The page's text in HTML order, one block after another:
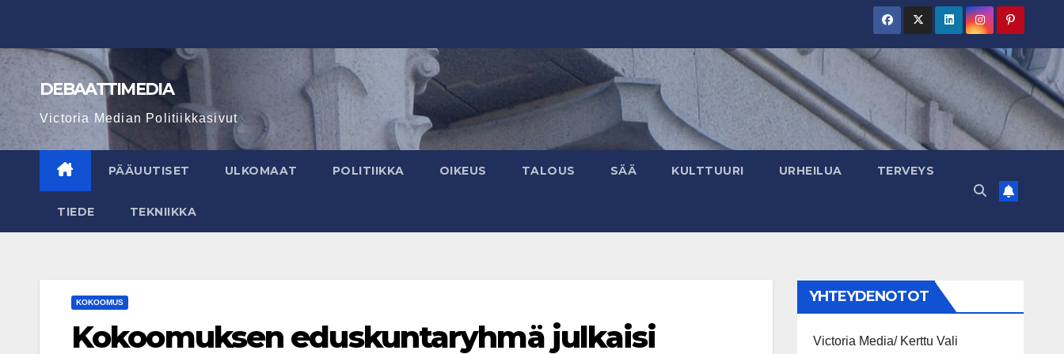
content
DEBAATTIMEDIA
Victoria Median Politiikkasivut
PÄÄUUTISET ULKOMAAT POLITIIKKA OIKEUS TALOUS SÄÄ KULTTUURI URHEILUA TERVEYS
TIEDE TEKNIIKKA
KOKOOMUS
Kokoomuksen eduskuntaryhmä julkaisi
YHTEYDENOTOT
Victoria Media/ Kerttu Vali